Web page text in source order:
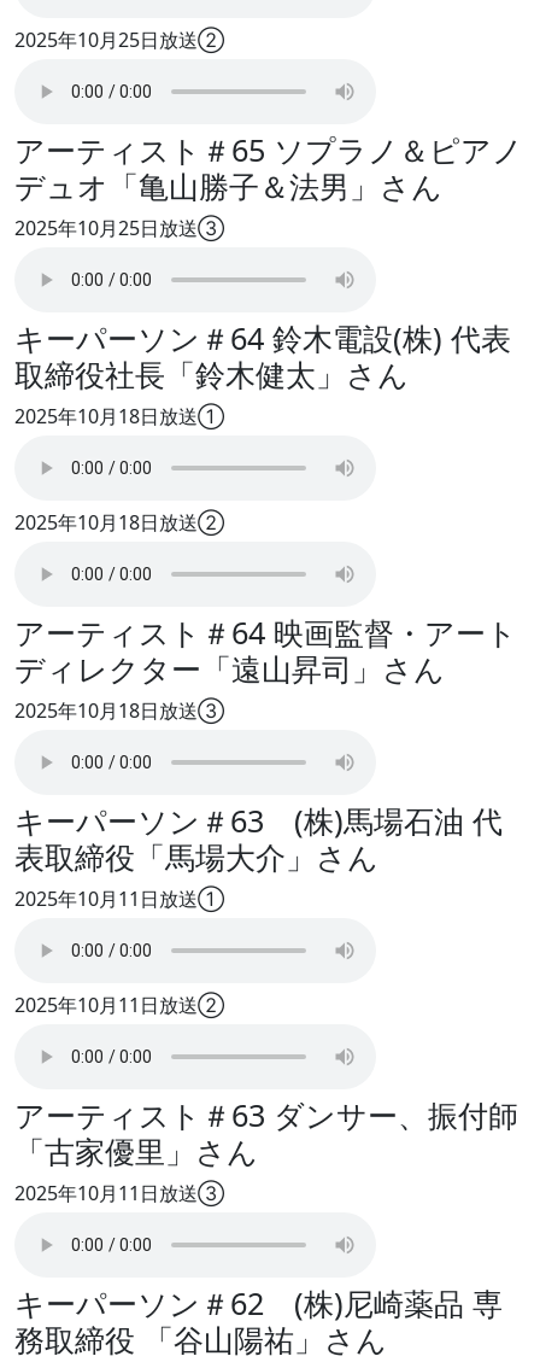
2025年10月25日放送②
アーティスト＃65 ソプラノ＆ピアノ
デュオ「亀山勝子＆法男」さん
2025年10月25日放送③
キーパーソン＃64 鈴木電設(株) 代表
取締役社長「鈴木健太」さん
2025年10月18日放送①
2025年10月18日放送②
アーティスト＃64 映画監督・アート
ディレクター「遠山昇司」さん
2025年10月18日放送③
キーパーソン＃63 (株)馬場石油 代
表取締役「馬場大介」さん
2025年10月11日放送①
2025年10月11日放送②
アーティスト＃63 ダンサー、振付師
「古家優里」さん
2025年10月11日放送③
キーパーソン＃62 (株)尼崎薬品 専
務取締役 「谷山陽祐」さん